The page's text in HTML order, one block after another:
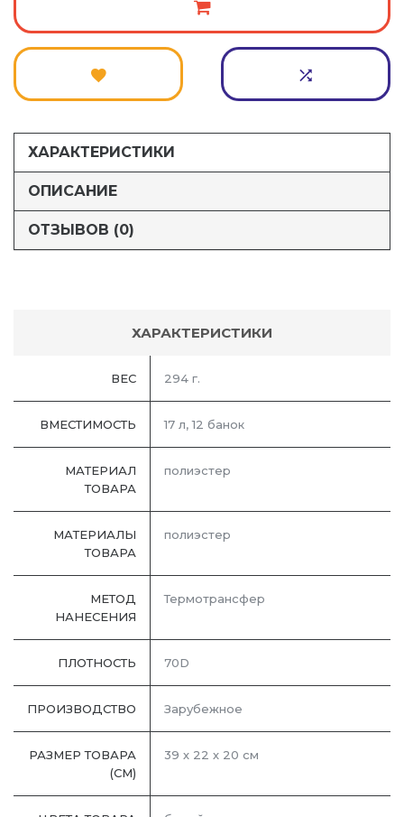
ХАРАКТЕРИСТИКИ
ОПИСАНИЕ
ОТЗЫВОВ (0)
ХАРАКТЕРИСТИКИ
ВЕС 294 г.
ВМЕСТИМОСТЬ 17 л, 12 банок
МАТЕРИАЛ
ТОВАРА
полиэстер
МАТЕРИАЛЫ
ТОВАРА
полиэстер
МЕТОД
НАНЕСЕНИЯ
Термотрансфер
ПЛОТНОСТЬ 70D
ПРОИЗВОДСТВО Зарубежное
РАЗМЕР ТОВАРА
(СМ)
39 х 22 х 20 см